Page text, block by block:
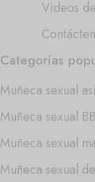
Videos
Categorías
Muñeca sexual
Muñeca sexual
Muñeca sexual
Muñeca sexual